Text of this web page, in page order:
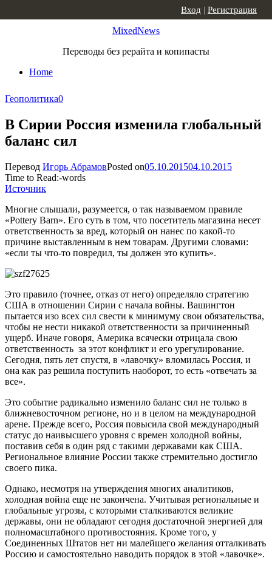
MixedNews
Переводы без рерайта и копипасты
Home
Вход | Регистрация
Геополитика0
В Сирии Россия изменила глобальный
баланс сил
Перевод Игорь АбрамовPosted on05.10.201504.10.2015
Time to Read:-words
Источник
Многие слышали, разумеется, о так называемом правиле
«Pottery Barn». Его суть в том, что посетитель магазина несет
ответственность за вред, который он нанес по какой-то
причине выставленным в нем товарам. Другими словами:
«если ты что-то повредил, ты должен это купить».
Это правило (точнее, отказ от него) определяло стратегию
США в отношении Сирии с начала войны. Вашингтон
пытается изо всех сил свести к минимуму свои обязательства,
чтобы не нести никакой ответственности за причиненный
ущерб. Иначе говоря, Америка всячески отрицала свою
ответственность за этот конфликт и его урегулирование.
Сегодня, пять лет спустя, в «лавочку» вломилась Россия, и
она как раз решила поступить наоборот, то есть «отвечать за
все».
Это событие радикально изменило баланс сил не только в
ближневосточном регионе, но и в целом на международной
арене. Прежде всего, Россия повысила свой международный
статус до наивысшего уровня с времен холодной войны,
поставив себя в один ряд с такими державами как США.
Региональное влияние России также стремительно достигло
своего пика.
Однако, несмотря на утверждения многих аналитиков,
холодная война еще не закончена. Учитывая региональные и
глобальные угрозы, с которыми сталкиваются великие
державы, они не обладают сегодня достаточной энергией для
полномасштабного противостояния. Кроме того, у
Соединенных Штатов нет ни малейшего желания отталкивать
Россию и самостоятельно наводить порядок в этой «лавочке».